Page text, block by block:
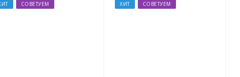
СОВЕТУЕМ ХИТ СОВЕТУЕМ